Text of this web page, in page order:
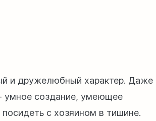
и дружелюбный характер. Даже
умное создание, умеющее
с хозяином в тишине.